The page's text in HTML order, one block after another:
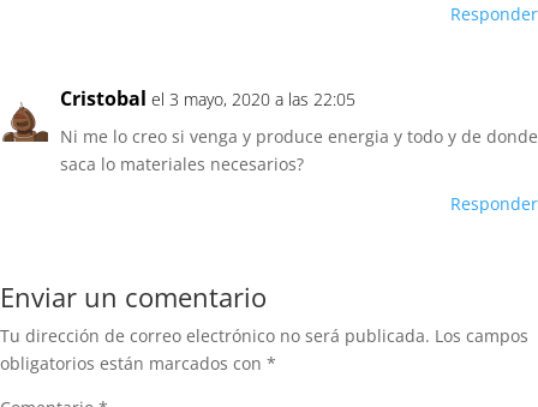
Responder
Cristobal el 3 mayo, 2020 a las 22:05
Ni me lo creo si venga y produce energia y todo y de donde
saca lo materiales necesarios?
Responder
Enviar un comentario
Tu dirección de correo electrónico no será publicada. Los campos
obligatorios están marcados con *